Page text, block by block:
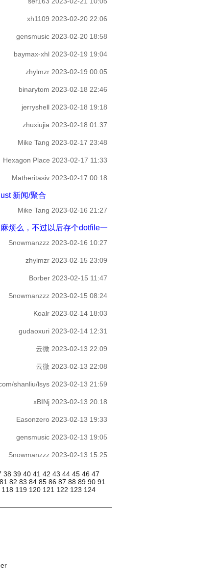
xh1109 2023-02-20 22:06
gensmusic 2023-02-20 18:58
baymax-xhl 2023-02-19 19:04
zhylmzr 2023-02-19 00:05
binarytom 2023-02-18 22:46
jerryshell 2023-02-18 19:18
zhuxiujia 2023-02-18 01:37
Mike Tang 2023-02-17 23:48
Hexagon Place 2023-02-17 11:33
Matheritasiv 2023-02-17 00:18
新闻/聚合
Mike Tang 2023-02-16 21:27
么，不过以后存个dotfile一生轻松吧 - Rust 水区
Snowmanzzz 2023-02-16 10:27
zhylmzr 2023-02-15 23:09
Borber 2023-02-15 11:47
Snowmanzzz 2023-02-15 08:24
Koalr 2023-02-14 18:03
gudaoxuri 2023-02-14 12:31
云微 2023-02-13 22:09
云微 2023-02-13 22:08
shanliu/lsys 2023-02-13 21:59
xBINj 2023-02-13 20:18
Easonzero 2023-02-13 19:33
gensmusic 2023-02-13 19:05
Snowmanzzz 2023-02-13 15:25
38 39 40 41 42 43 44 45 46 47
81 82 83 84 85 86 87 88 89 90 91
118 119 120 121 122 123 124